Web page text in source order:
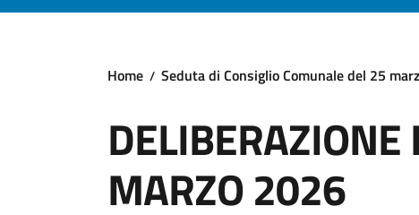
Home Seduta di Consiglio Comunale del 25
DELIBERAZIONE
MARZO 2026